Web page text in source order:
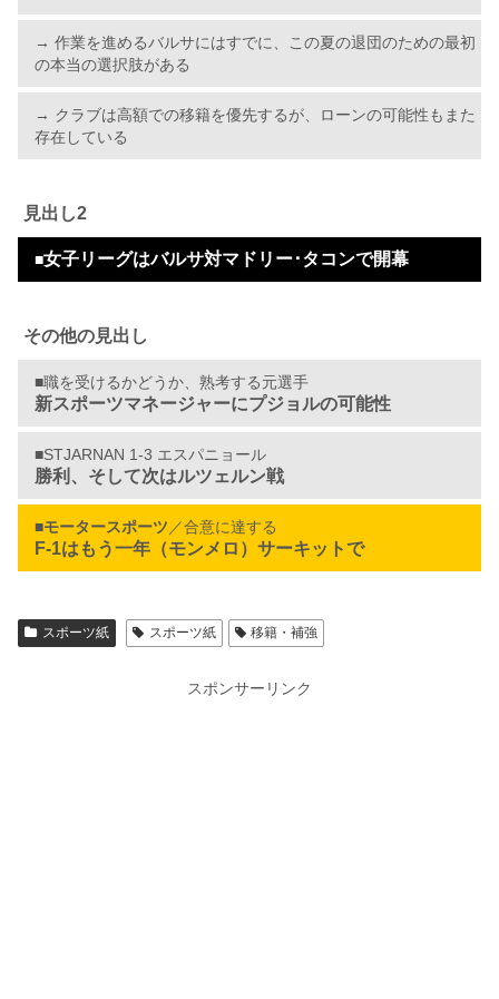
→ 作業を進めるバルサにはすでに、この夏の退団のための最初
の本当の選択肢がある
→ クラブは高額での移籍を優先するが、ローンの可能性もまた
存在している
見出し2
■女子リーグはバルサ対マドリー･タコンで開幕
その他の見出し
■職を受けるかどうか、熟考する元選手
新スポーツマネージャーにプジョルの可能性
■STJARNAN 1-3 エスパニョール
勝利、そして次はルツェルン戦
■モータースポーツ ／合意に達する
F-1はもう一年（モンメロ）サーキットで
スポーツ紙 スポーツ紙 移籍・補強
スポンサーリンク